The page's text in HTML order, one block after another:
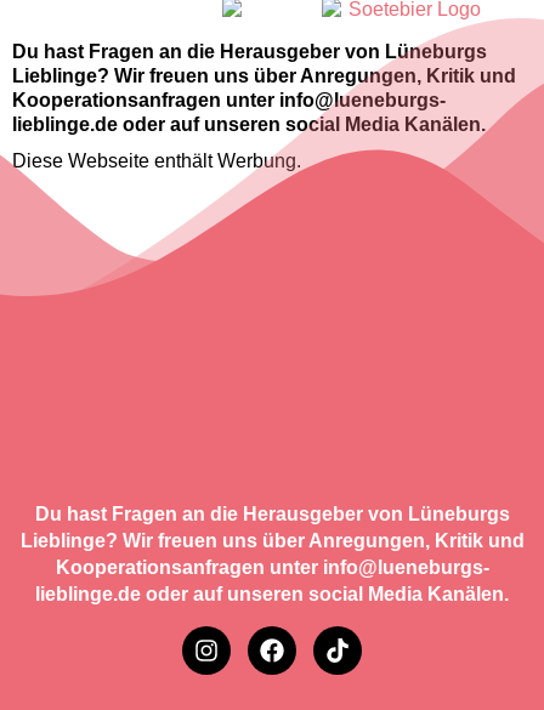
Du hast Fragen an die Herausgeber von Lüneburgs
Lieblinge? Wir freuen uns über Anregungen, Kritik und
Kooperationsanfragen unter info@lueneburgs-
lieblinge.de oder auf unseren social Media Kanälen.
Diese Webseite enthält Werbung.
Du hast Fragen an die Herausgeber von Lüneburgs
Lieblinge? Wir freuen uns über Anregungen, Kritik und
Kooperationsanfragen unter info@lueneburgs-
lieblinge.de oder auf unseren social Media Kanälen.